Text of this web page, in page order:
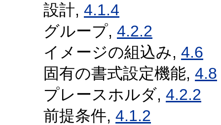
設計, 4.1.4
グループ, 4.2.2
イメージの組込み, 4.6
固有の書式設定機能, 4.8
プレースホルダ, 4.2.2
前提条件, 4.1.2